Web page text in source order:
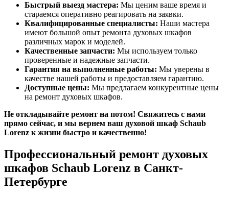
Быстрый выезд мастера: Мы ценим ваше время и
стараемся оперативно реагировать на заявки.
Квалифицированные специалисты: Наши мастера
имеют большой опыт ремонта духовых шкафов
различных марок и моделей.
Качественные запчасти: Мы используем только
проверенные и надежные запчасти.
Гарантия на выполненные работы: Мы уверены в
качестве нашей работы и предоставляем гарантию.
Доступные цены: Мы предлагаем конкурентные цены
на ремонт духовых шкафов.
Не откладывайте ремонт на потом! Свяжитесь с нами
прямо сейчас, и мы вернем ваш духовой шкаф Schaub
Lorenz к жизни быстро и качественно!
Профессиональный ремонт духовых
шкафов Schaub Lorenz в Санкт-
Петербурге